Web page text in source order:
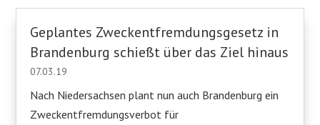
Geplantes Zweckentfremdungsgesetz in
Brandenburg schießt über das Ziel hinaus
07.03.19
Nach Niedersachsen plant nun auch Brandenburg ein
Zweckentfremdungsverbot für